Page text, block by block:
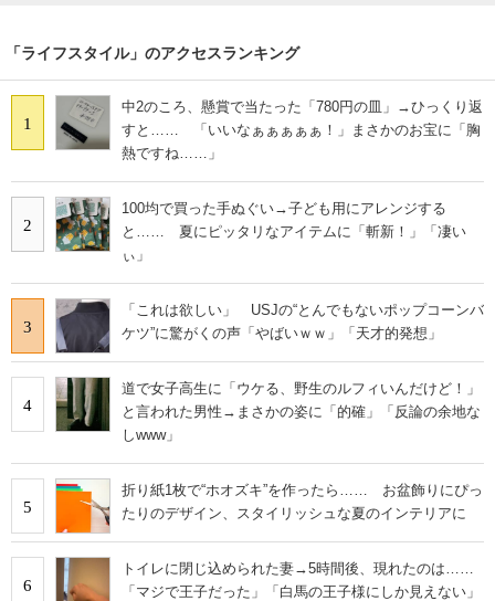
「ライフスタイル」のアクセスランキング
1
中2のころ、懸賞で当たった「780円の皿」→ひっくり返
すと…… 「いいなぁぁぁぁぁ！」まさかのお宝に「胸
熱ですね……」
2
100均で買った手ぬぐい→子ども用にアレンジする
と…… 夏にピッタリなアイテムに「斬新！」「凄い
ぃ」
3
「これは欲しい」 USJの“とんでもないポップコーンバ
ケツ”に驚がくの声「やばいｗｗ」「天才的発想」
4
道で女子高生に「ウケる、野生のルフィいんだけど！」
と言われた男性→まさかの姿に「的確」「反論の余地な
しwww」
5
折り紙1枚で“ホオズキ”を作ったら…… お盆飾りにぴっ
たりのデザイン、スタイリッシュな夏のインテリアに
6
トイレに閉じ込められた妻→5時間後、現れたのは……
「マジで王子だった」「白馬の王子様にしか見えない」